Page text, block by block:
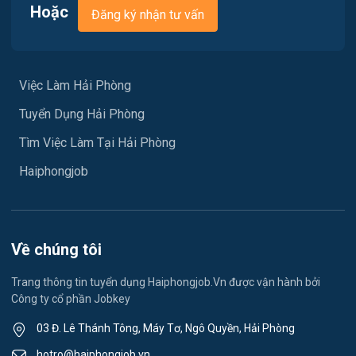
Vận chuyển / Giao nhận / Kho vận
Y tế
May mặc
Lái xe
Việc làm Nam Đồ Sơn
Việc làm An Hải
Việc làm An Phong
Việc làm Hải Dương
Việc làm Nam Đồng
Việc làm Tân Hưng
Hoặc Đăng ký nhận tư vấn
Việc Làm Hải Phòng
Tuyển Dụng Hải Phòng
Tìm Việc Làm Tại Hải Phòng
Haiphongjob
Về chúng tôi
Trang thông tin tuyển dụng Haiphongjob.Vn được vận hành bởi
Công ty cổ phần Jobkey
03 Đ. Lê Thánh Tông, Máy Tơ, Ngô Quyền, Hải Phòng